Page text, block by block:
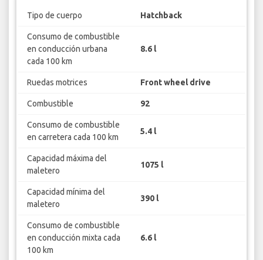
Tipo de cuerpo Hatchback
Consumo de combustible
en conducción urbana
cada 100 km
8.6 l
Ruedas motrices Front wheel drive
Combustible 92
Consumo de combustible
en carretera cada 100 km
5.4 l
Capacidad máxima del
maletero
1075 l
Capacidad mínima del
maletero
390 l
Consumo de combustible
en conducción mixta cada
100 km
6.6 l